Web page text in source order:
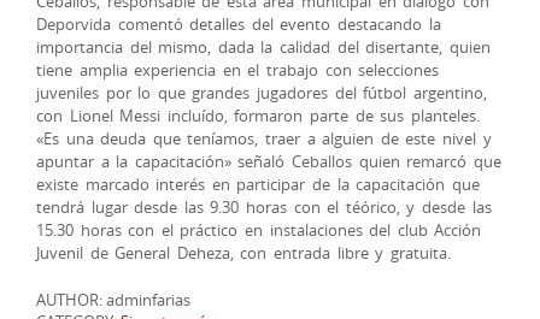
Deporvida comentó detalles del evento destacando la
importancia del mismo, dada la calidad del disertante, quien
tiene amplia experiencia en el trabajo con selecciones
juveniles por lo que grandes jugadores del fútbol argentino,
con Lionel Messi incluído, formaron parte de sus planteles.
«Es una deuda que teníamos, traer a alguien de este nivel y
apuntar a la capacitación» señaló Ceballos quien remarcó que
existe marcado interés en participar de la capacitación que
tendrá lugar desde las 9.30 horas con el téórico, y desde las
15.30 horas con el práctico en instalaciones del club Acción
Juvenil de General Deheza, con entrada libre y gratuita.
AUTHOR: adminfarias